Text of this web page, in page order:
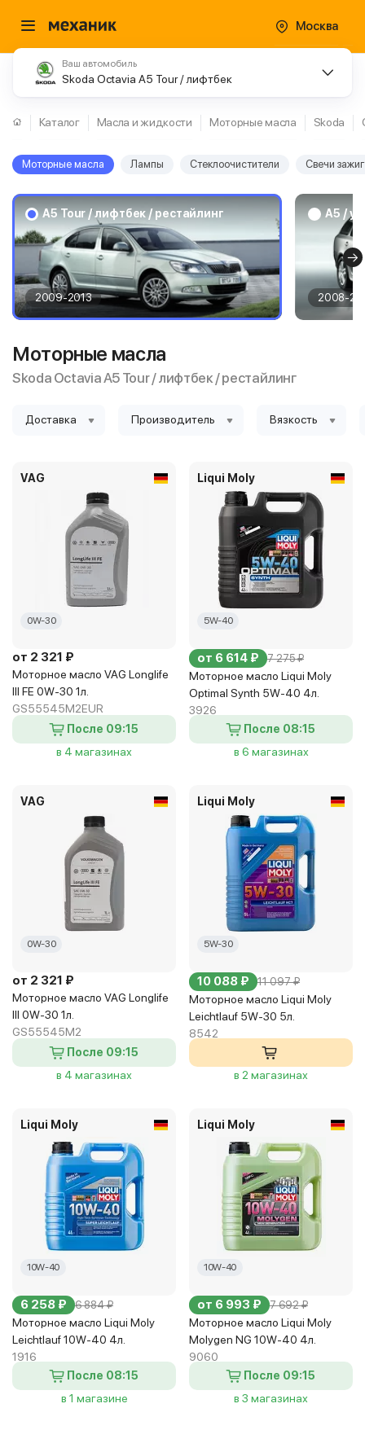
Москва
Ваш автомобиль
Skoda Octavia A5 Tour / лифтбек
Каталог Масла и жидкости Моторные масла Skoda
Моторные масла Лампы Стеклоочистители Свечи
A5 Tour / лифтбек / рестайлинг
2009-2013
A5 /
2008-
Моторные масла
Skoda Octavia A5 Tour / лифтбек / рестайлинг
Доставка Производитель Вязкость
VAG
0W-30
от 2 321 ₽
Моторное масло VAG Longlife
III FE 0W-30 1л.
GS55545M2EUR
После 09:15
в 4 магазинах
Liqui Moly
5W-40
от 6 614 ₽ 7 275 ₽
Моторное масло Liqui Moly
Optimal Synth 5W-40 4л.
3926
После 08:15
в 6 магазинах
VAG
0W-30
от 2 321 ₽
Моторное масло VAG Longlife
III 0W-30 1л.
GS55545M2
После 09:15
в 4 магазинах
Liqui Moly
5W-30
10 088 ₽ 11 097 ₽
Моторное масло Liqui Moly
Leichtlauf 5W-30 5л.
8542
в 2 магазинах
Liqui Moly
10W-40
6 258 ₽ 6 884 ₽
Моторное масло Liqui Moly
Leichtlauf 10W-40 4л.
1916
После 08:15
в 1 магазине
Liqui Moly
10W-40
от 6 993 ₽ 7 692 ₽
Моторное масло Liqui Moly
Molygen NG 10W-40 4л.
9060
После 09:15
в 3 магазинах